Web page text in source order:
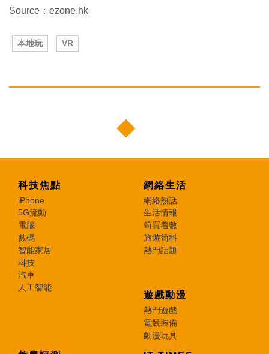
Source：ezone.hk
本地玩 VR
科技焦點
iPhone
5G流動
電腦
數碼
智能家居
科技
汽車
人工智能
網絡生活
網絡熱話
生活情報
筍買着數
旅遊筍料
熱門話題
遊戲動漫
熱門遊戲
電競裝備
動漫玩具